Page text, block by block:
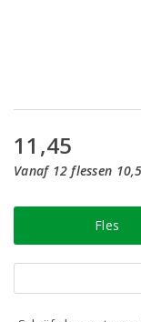
11,45
Vanaf 12 flessen
Fles